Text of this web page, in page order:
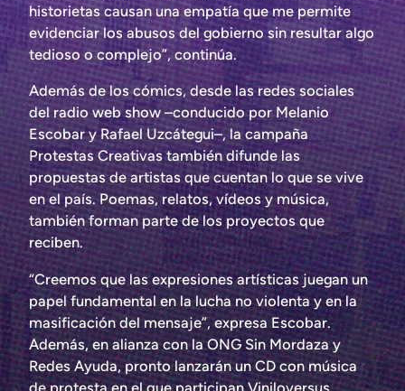
historietas causan una empatía que me permite
evidenciar los abusos del gobierno sin resultar algo
tedioso o complejo”, continúa.
Además de los cómics, desde las redes sociales
del radio web show –conducido por Melanio
Escobar y Rafael Uzcátegui–, la campaña
Protestas Creativas también difunde las
propuestas de artistas que cuentan lo que se vive
en el país. Poemas, relatos, vídeos y música,
también forman parte de los proyectos que
reciben.
“Creemos que las expresiones artísticas juegan un
papel fundamental en la lucha no violenta y en la
masificación del mensaje”, expresa Escobar.
Además, en alianza con la ONG Sin Mordaza y
Redes Ayuda, pronto lanzarán un CD con música
de protesta en el que participan Viniloversus,